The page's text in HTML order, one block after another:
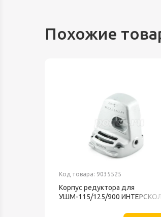
Похожие
Код товара: 9035525
Корпус редуктора для
УШМ-115/125/900 ИНТЕРСКОЛ